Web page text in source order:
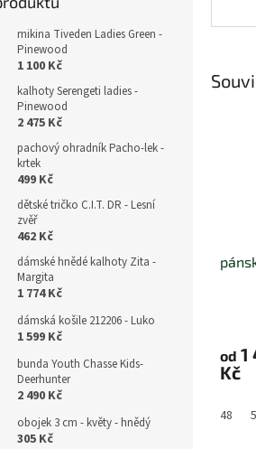
mikina Tiveden Ladies Green -
Pinewood
1 100 Kč
kalhoty Serengeti ladies -
Pinewood
2 475 Kč
pachový ohradník Pacho-lek -
krtek
499 Kč
dětské tričko C.I.T. DR - Lesní
zvěř
462 Kč
dámské hnědé kalhoty Zita -
Margita
1 774 Kč
dámská košile 212206 - Luko
1 599 Kč
bunda Youth Chasse Kids-
Deerhunter
2 490 Kč
obojek 3 cm - květy - hnědý
305 Kč
od 1
Kč
48